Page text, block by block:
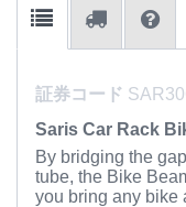
証券コード
Saris Car Rack
By bridging the
tube, the Bike
you bring any bike